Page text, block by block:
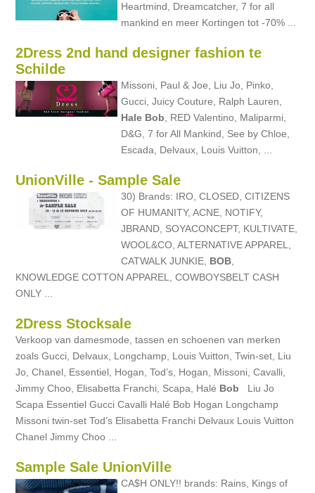
Heartmind, Dreamcatcher, 7 for all
mankind en meer Kortingen tot -70% ...
2Dress 2nd hand designer fashion te
Schilde
Missoni, Paul & Joe, Liu Jo, Pinko,
Gucci, Juicy Couture, Ralph Lauren,
Hale Bob , RED Valentino, Maliparmi,
D&G, 7 for All Mankind, See by Chloe,
Escada, Delvaux, Louis Vuitton, ...
UnionVille - Sample Sale
30) Brands: IRO, CLOSED, CITIZENS
OF HUMANITY, ACNE, NOTIFY,
JBRAND, SOYACONCEPT, KULTIVATE,
WOOL&CO, ALTERNATIVE APPAREL,
CATWALK JUNKIE, BOB
KNOWLEDGE COTTON APPAREL, COWBOYSBELT CASH
ONLY ...
2Dress Stocksale
Verkoop van damesmode, tassen en schoenen van merken
zoals Gucci, Delvaux, Longchamp, Louis Vuitton, Twin-set, Liu
Jo, Chanel, Essentiel, Hogan, Tod’s, Hogan, Missoni, Cavalli,
Jimmy Choo, Elisabetta Franchi, Scapa, Halé Bob Liu Jo
Scapa Essentiel Gucci Cavalli Halé Bob Hogan Longchamp
Missoni twin-set Tod’s Elisabetta Franchi Delvaux Louis Vuitton
Chanel Jimmy Choo ...
Sample Sale UnionVille
CA$H ONLY!! brands: Rains, Kings of